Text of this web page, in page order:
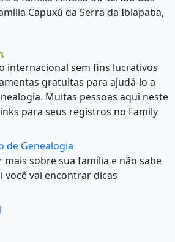
Capuxú da Serra da Ibiapaba,
internacional sem fins lucrativos
gratuitas para ajudá-lo a
Muitas pessoas aqui neste
para seus registros no Family
de Genealogia
mais sobre sua família e não sabe
você vai encontrar dicas